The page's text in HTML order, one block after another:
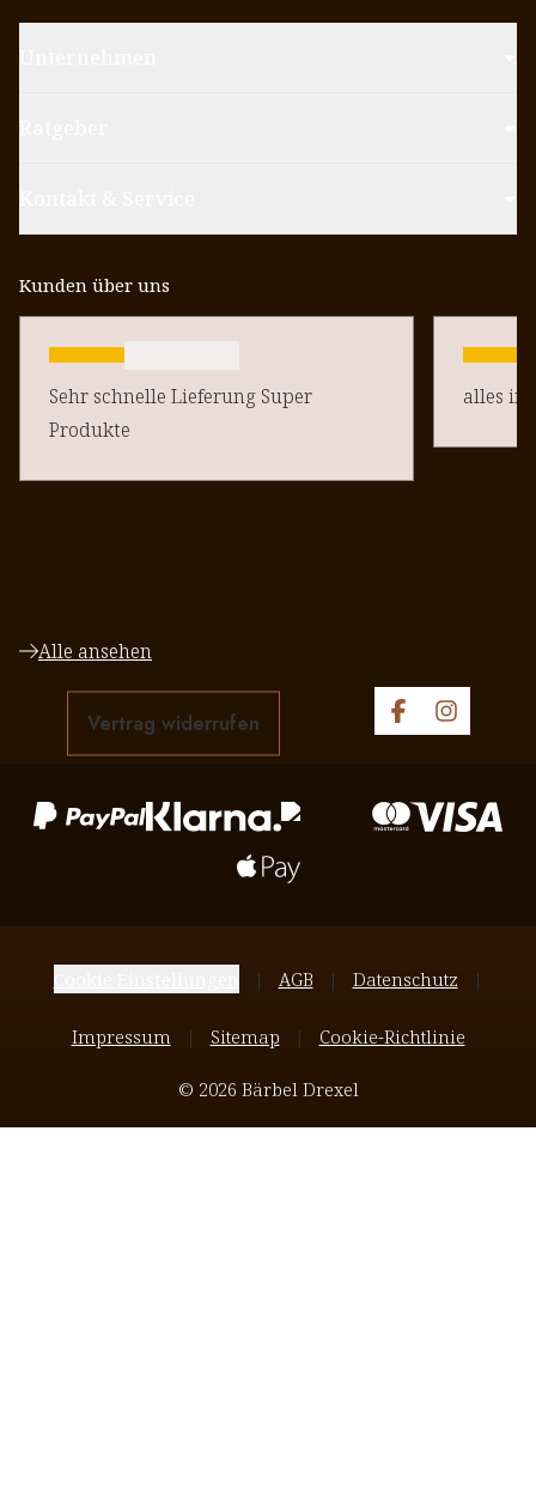
Kunden über uns
Sehr schnelle Lieferung Super
Produkte
alles in
Alle ansehen
Vertrag widerrufen
AGB Datenschutz
Impressum Sitemap Cookie-Richtlinie
© 2026 Bärbel Drexel